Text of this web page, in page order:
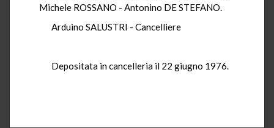
Michele ROSSANO - Antonino DE STEFANO.
Arduino SALUSTRI - Cancelliere
Depositata in cancelleria il 22 giugno 1976.